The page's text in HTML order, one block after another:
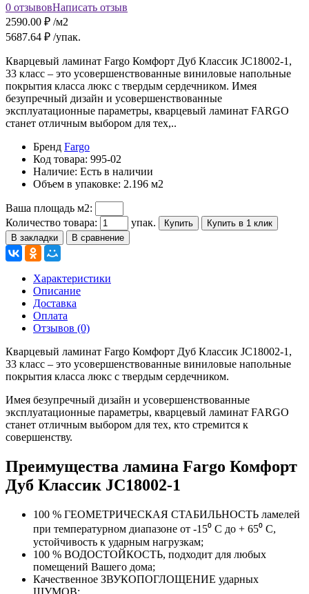
0 отзывовНаписать отзыв
2590.00 ₽ /м2
5687.64 ₽ /упак.
Кварцевый ламинат Fargo Комфорт Дуб Классик JC18002-1,
33 класс – это усовершенствованные виниловые напольные
покрытия класса люкс с твердым сердечником. Имея
безупречный дизайн и усовершенствованные
эксплуатационные параметры, кварцевый ламинат FARGO
станет отличным выбором для тех,..
Бренд Fargo
Код товара: 995-02
Наличие: Есть в наличии
Объем в упаковке: 2.196 м2
Ваша площадь м2:
Количество товара:
упак. Купить
Купить в 1 клик
В закладки
В сравнение
Характеристики
Описание
Доставка
Оплата
Отзывов (0)
Кварцевый ламинат Fargo Комфорт Дуб Классик JC18002-1,
33 класс – это усовершенствованные виниловые напольные
покрытия класса люкс с твердым сердечником.
Имея безупречный дизайн и усовершенствованные
эксплуатационные параметры, кварцевый ламинат FARGO
станет отличным выбором для тех, кто стремится к
совершенству.
Преимущества ламина Fargo Комфорт
Дуб Классик JC18002-1
100 % ГЕОМЕТРИЧЕСКАЯ СТАБИЛЬНОСТЬ ламелей
при температурном диапазоне от -15⁰ С до + 65⁰ С,
устойчивость к ударным нагрузкам;
100 % ВОДОСТОЙКОСТЬ, подходит для любых
помещений Вашего дома;
Качественное ЗВУКОПОГЛОЩЕНИЕ ударных
ШУМОВ;